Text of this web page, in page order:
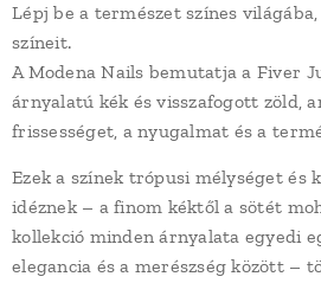
Lépj be a természet színes
színeit.
A Modena Nails bemutatja a Fiver
árnyalatú kék és visszafogott zöld,
frissességet, a nyugalmat és a
Ezek a színek trópusi mélységet és
idéznek – a finom kéktől a sötét
kollekció minden árnyalata egyedi
elegancia és a merészség között –